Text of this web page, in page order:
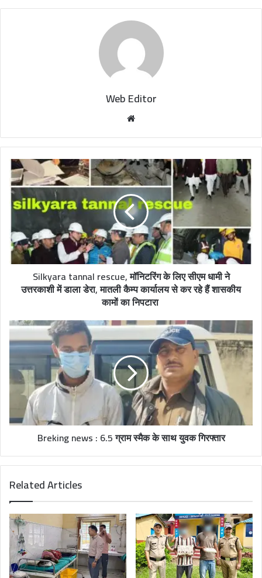
Web Editor
b
s
i
t
e
Silkyara tannal rescue, मॉनिटरिंग के लिए सीएम धामी ने
उत्तरकाशी में डाला डेरा, मातली कैम्प कार्यालय से कर रहे हैं शासकीय
कामों का निपटारा
Breking news : 6.5 ग्राम स्मैक के साथ युवक गिरफ्तार
Related Articles